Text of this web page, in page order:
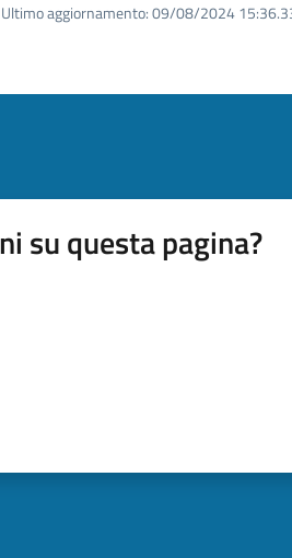
Ultimo aggiornamento:09/08/2024
su questa pagina?